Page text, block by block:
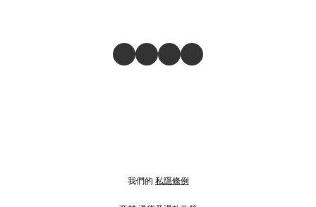
我們的 私隱條例